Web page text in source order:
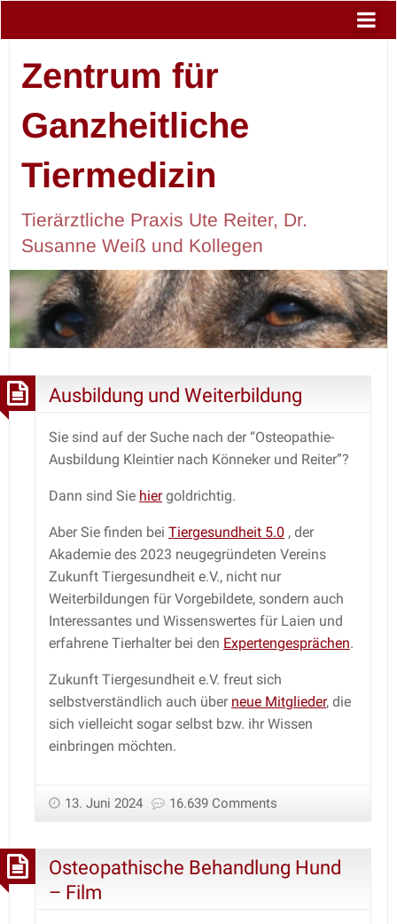
Zentrum für
Ganzheitliche
Tiermedizin
Tierärztliche Praxis Ute Reiter, Dr.
Susanne Weiß und Kollegen
Ausbildung und Weiterbildung
Sie sind auf der Suche nach der “Osteopathie-
Ausbildung Kleintier nach Könneker und Reiter”?
Dann sind Sie hiergoldrichtig.
Aber Sie finden bei Tiergesundheit 5.0 , der
Akademie des 2023 neugegründeten Vereins
Zukunft Tiergesundheit e.V., nicht nur
Weiterbildungen für Vorgebildete, sondern auch
Interessantes und Wissenswertes für Laien und
erfahrene Tierhalter bei den Expertengesprächen.
Zukunft Tiergesundheit e.V. freut sich
selbstverständlich auch über neue Mitglieder, die
sich vielleicht sogar selbst bzw. ihr Wissen
einbringen möchten.
13. Juni 2024 16.639 Comments
Osteopathische Behandlung Hund
– Film